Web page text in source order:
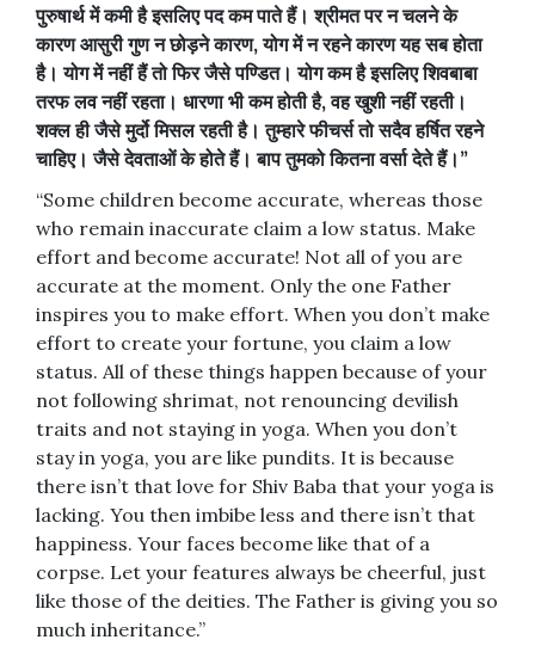
पुरुषार्थ में कमी है इसलिए पद कम पाते हैं। श्रीमत पर न चलने के
कारण आसुरी गुण न छोड़ने कारण,योग में न रहने कारण यह सब होता
है। योग में नहीं हैं तो फिर जैसे पण्डित। योग कम है इसलिए शिवबाबा
तरफ लव नहीं रहता। धारणा भी कम होती है,वह खुशी नहीं रहती।
शक्ल ही जैसे मुर्दो मिसल रहती है। तुम्हारे फीचर्स तो सदैव हर्षित रहने
चाहिए। जैसे देवताओं के होते हैं। बाप तुमको कितना वर्सा देते हैं। ”
“Some children become accurate, whereas those
who remain inaccurate claim a low status. Make
effort and become accurate! Not all of you are
accurate at the moment. Only the one Father
inspires you to make effort. When you don’t make
effort to create your fortune, you claim a low
status. All of these things happen because of your
not following shrimat, not renouncing devilish
traits and not staying in yoga. When you don’t
stay in yoga, you are like pundits. It is because
there isn’t that love for Shiv Baba that your yoga is
lacking. You then imbibe less and there isn’t that
happiness. Your faces become like that of a
corpse. Let your features always be cheerful, just
like those of the deities. The Father is giving you so
much inheritance.”